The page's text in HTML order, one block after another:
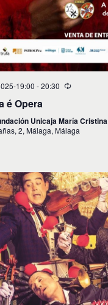
19:00 -20:30
é Opera
Unicaja María Cristina
2, Málaga, Málaga